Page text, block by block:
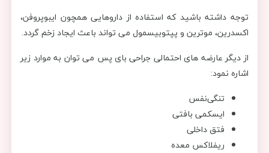
توجه داشته باشید که استفاده از داروهایی همچون ایبوپروفن،
اکسدرین، موترین و پپتوبیسمول می تواند باعث ایجاد زخم گردد.
از دیگر عارضه های احتمالی جراحی بای پس می توان به موارد زیر
اشاره نمود:
تنگی‌نفس
ایسکمی بافتی
فتق داخلی
ریفلاکس معده